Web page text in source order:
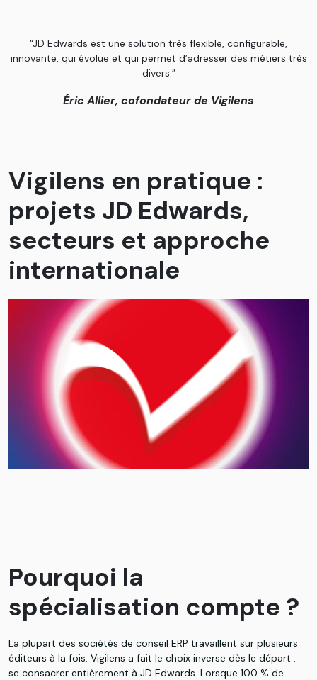
“JD Edwards est une solution très flexible, configurable,
innovante, qui évolue et qui permet d’adresser des métiers très
divers.”
Éric Allier, cofondateur de Vigilens
Vigilens en pratique :
projets JD Edwards,
secteurs et approche
internationale
Pourquoi la
spécialisation compte ?
La plupart des sociétés de conseil ERP travaillent sur plusieurs
éditeurs à la fois. Vigilens a fait le choix inverse dès le départ :
se consacrer entièrement à JD Edwards. Lorsque 100 % de